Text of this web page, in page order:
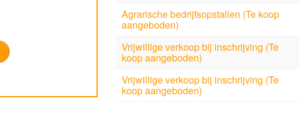
Agrarische bedrijfsopstallen (Te koop
aangeboden)
Vrijwillige verkoop bij inschrijving (Te
koop aangeboden)
Vrijwillige verkoop bij inschrijving (Te
koop aangeboden)